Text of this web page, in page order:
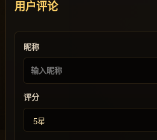
用户评论
昵称
评分